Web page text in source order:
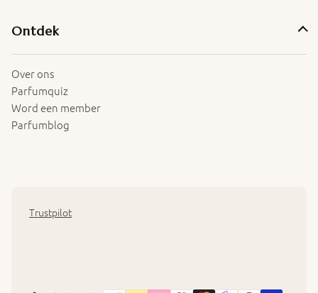
Ontdek
Over ons
Parfumquiz
Word een member
Parfumblog
Trustpilot